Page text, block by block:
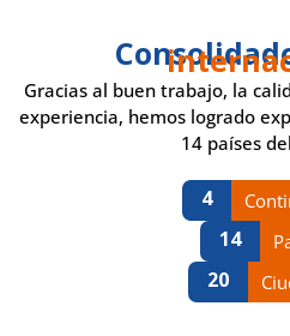
Gracias al buen trabajo, la
experiencia, hemos logrado
14 países
4
14
20